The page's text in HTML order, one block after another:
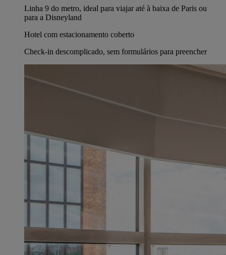
Linha 9 do metro, ideal para viajar até à baixa de Paris ou
para a Disneyland
Hotel com estacionamento coberto
Check-in descomplicado, sem formulários para preencher